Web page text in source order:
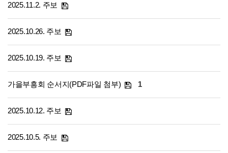
2025.11.2. 주보
2025.10.26. 주보
2025.10.19. 주보
가을부흥회 순서지(PDF파일 첨부) 1
2025.10.12. 주보
2025.10.5. 주보